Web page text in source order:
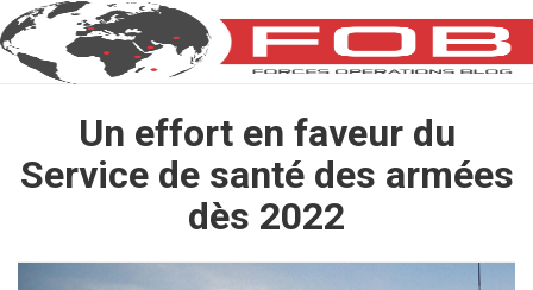
Un effort en faveur du
Service de santé des armées
dès 2022